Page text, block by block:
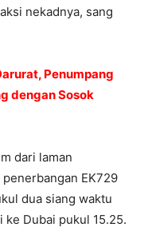
nekadnya, sang
Penumpang
dengan Sosok
dari laman
EK729
dua siang waktu
ke Dubai pukul 15.25.